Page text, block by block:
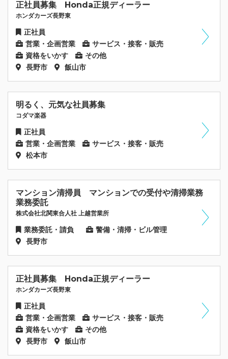
正社員募集 Honda正規ディーラー
ホンダカーズ長野東
正社員
営業・企画営業
サービス・接客・販売
資格をいかす
その他
長野市
飯山市
明るく、元気な社員募集
コダマ楽器
正社員
営業・企画営業
サービス・接客・販売
松本市
マンション清掃員 マンションでの受付や清掃業務
業務委託
株式会社北関東合人社 上越営業所
業務委託・請負
警備・清掃・ビル管理
長野市
正社員募集 Honda正規ディーラー
ホンダカーズ長野東
正社員
営業・企画営業
サービス・接客・販売
資格をいかす
その他
長野市
飯山市